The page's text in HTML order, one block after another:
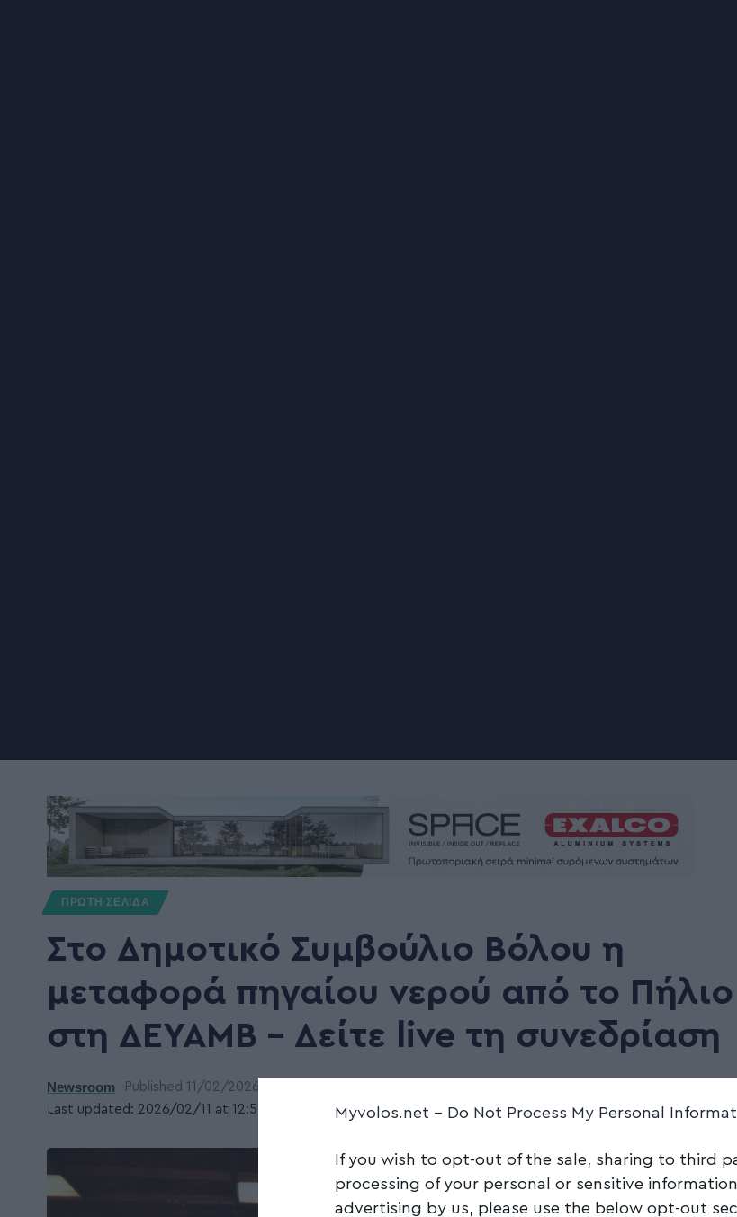
Myvolos.net - Do Not Process My Personal
If you wish to opt-out of the sale, sharing to third
processing of your personal or sensitive
advertising by us, please use the below opt-out
ΠΡΩΤΗ ΣΕΛΙΔΑ
Στο Δημοτικό Συμβούλιο Βόλου η
μεταφορά πηγαίου νερού από το Πήλιο
στη ΔΕΥΑΜΒ – Δείτε live τη συνεδρίαση
Last updated: 2026/02/11 at 12:50 ΜΜ
Newsroom Published 11/02/2026